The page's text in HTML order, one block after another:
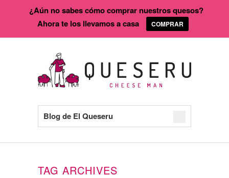
Blog de El Queseru
TAG ARCHIVES
¿Aún no sabes cómo comprar nuestros quesos?
Ahora te los llevamos a casa
COMPRAR